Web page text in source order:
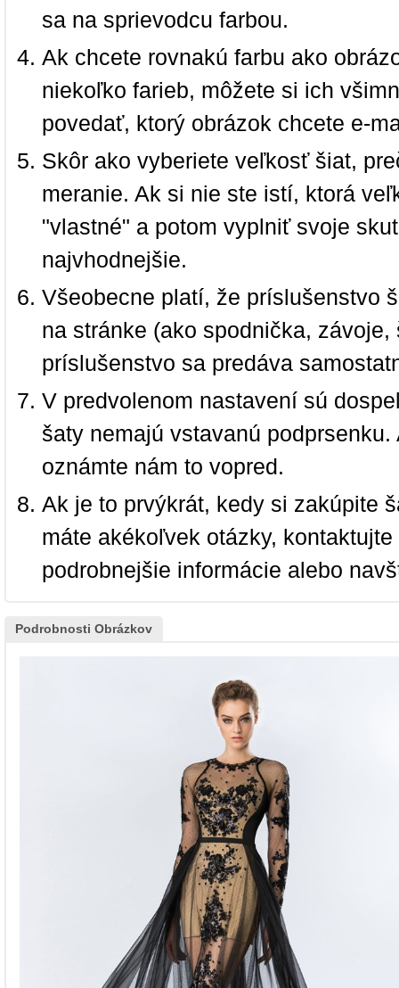
sa na sprievodcu farbou.
Ak chcete rovnakú farbu ako
niekoľko farieb, môžete si ich
povedať, ktorý obrázok chcete e-
Skôr ako vyberiete veľkosť šiat,
meranie. Ak si nie ste istí, ktorá
"vlastné" a potom vyplniť svoje
najvhodnejšie.
Všeobecne platí, že príslušenstvo
na stránke (ako spodnička,
príslušenstvo sa predáva
V predvolenom nastavení sú
šaty nemajú vstavanú
oznámte nám to vopred.
Ak je to prvýkrát, kedy si zakúpite
máte akékoľvek otázky,
podrobnejšie informácie alebo
Podrobnosti Obrázkov